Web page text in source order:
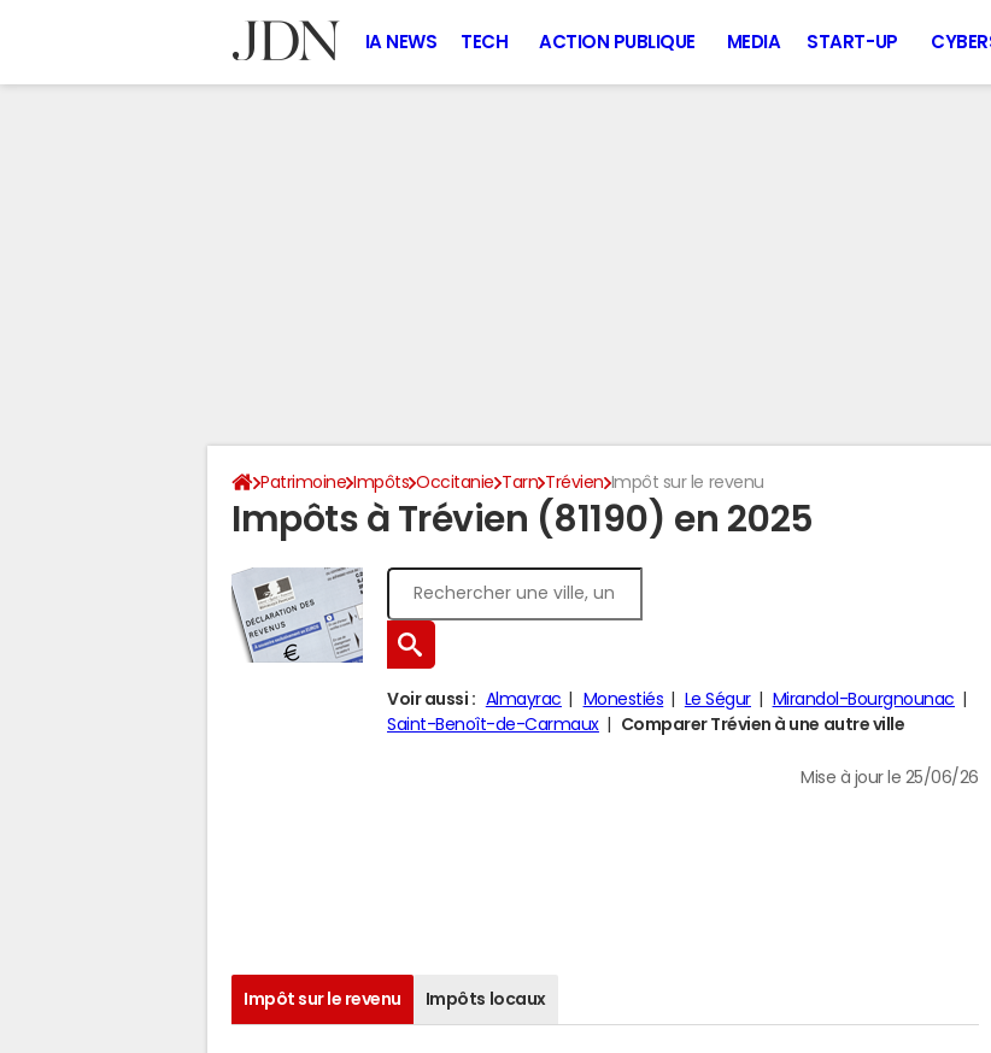
IA NEWS TECH ACTION PUBLIQUE MEDIA START-UP
Patrimoine Impôts Occitanie Tarn Trévien Impôt sur le revenu
Impôts à Trévien (81190) en 2025
Voir aussi : Almayrac Monestiés Le Ségur
Mirandol-Bourgnounac
Saint-Benoît-de-Carmaux
Comparer Trévien à une autre ville
Mise à jour le 25/06/26
Impôt sur le revenu Impôts locaux